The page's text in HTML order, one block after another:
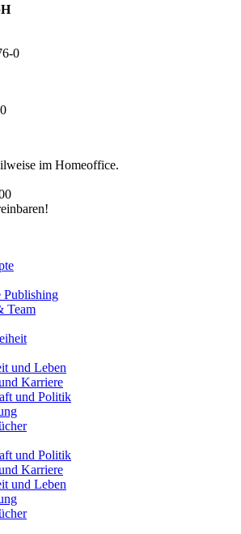
0
im Homeoffice.
Publishing
Team
und Leben
Karriere
und Politik
und Politik
Karriere
und Leben